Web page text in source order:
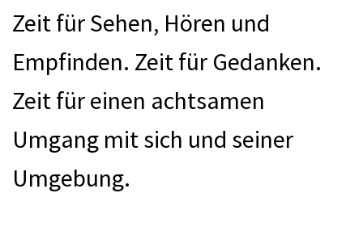
Zeit für Sehen, Hören und
Empfinden. Zeit für Gedanken.
Zeit für einen achtsamen
Umgang mit sich und seiner
Umgebung.